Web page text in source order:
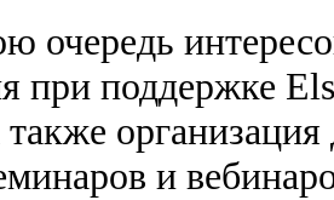
очередь
при поддержке
организация
и